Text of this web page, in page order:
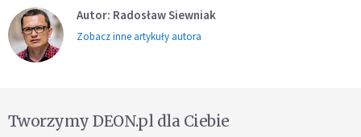
Autor: Radosław Siewniak
Zobacz inne artykuły autora
Tworzymy DEON.pl dla Ciebie